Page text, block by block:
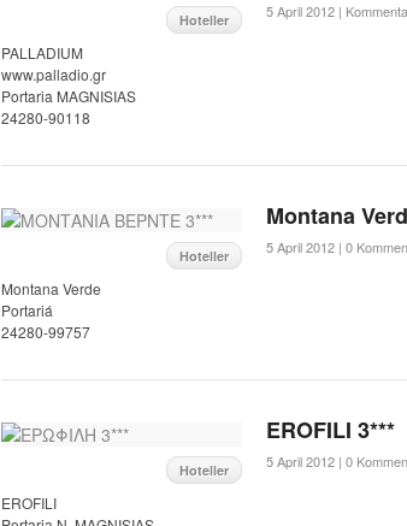
Hoteller 5 April 2012 |
PALLADIUM
www.palladio.gr
Portaria MAGNISIAS
24280-90118
Hoteller
Montana
5 April 2012 | 0
Montana Verde
Portariá
24280-99757
Hoteller
EROFILI 3***
5 April 2012 | 0
EROFILI